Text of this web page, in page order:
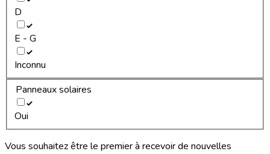
D
E - G
Inconnu
Panneaux solaires
Oui
Vous souhaitez être le premier à recevoir de nouvelles